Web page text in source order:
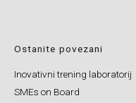
Ostanite povezani
Inovativni trening laboratorij
SMEs on Board